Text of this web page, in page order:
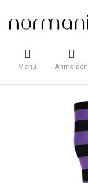
Menü Anmelden